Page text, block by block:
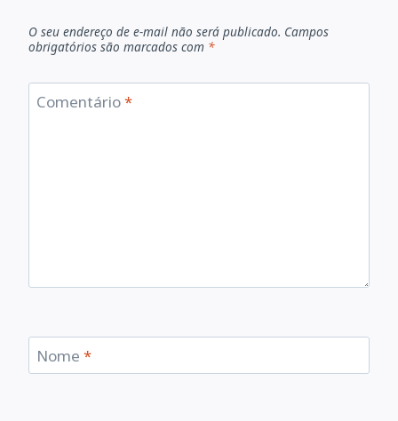
O seu endereço de e-mail não será publicado. Campos
obrigatórios são marcados com *
Comentário*
Nome *